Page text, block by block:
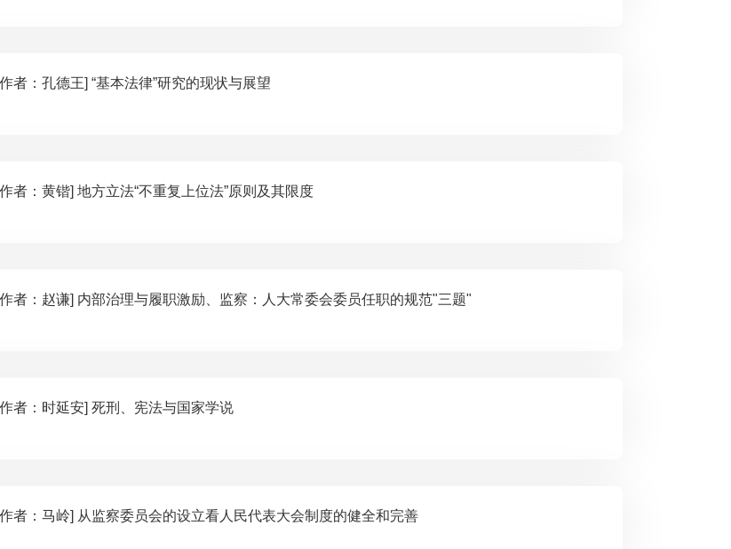
[作者：孔德王] “基本法律”研究的现状与展望
[作者：黄锴] 地方立法“不重复上位法”原则及其限度
[作者：赵谦] 内部治理与履职激励、监察：人大常委会委员任职的规范"三题"
[作者：时延安] 死刑、宪法与国家学说
[作者：马岭] 从监察委员会的设立看人民代表大会制度的健全和完善